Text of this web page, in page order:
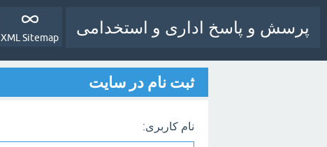
پرسش و پاسخ اداری و استخدامی
XML Sitemap
ثبت نام در سایت
نام کاربری: